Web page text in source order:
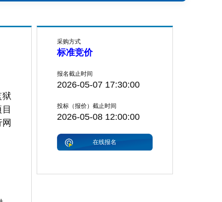
狱
采购方式
标准竞价
报名截止时间
2026-05-07 17:30:00
投标（报价）截止时间
2026-05-08 12:00:00
在线报名